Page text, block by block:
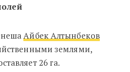
Айбек Алтынбеков
землями,
26 га.